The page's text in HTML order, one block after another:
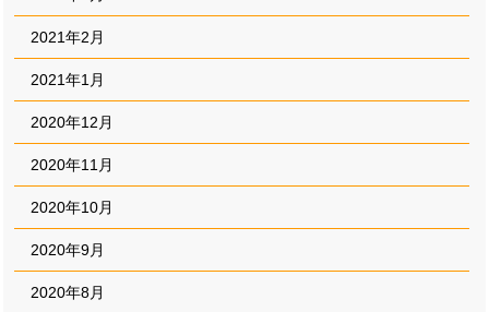
2021年2月
2021年1月
2020年12月
2020年11月
2020年10月
2020年9月
2020年8月